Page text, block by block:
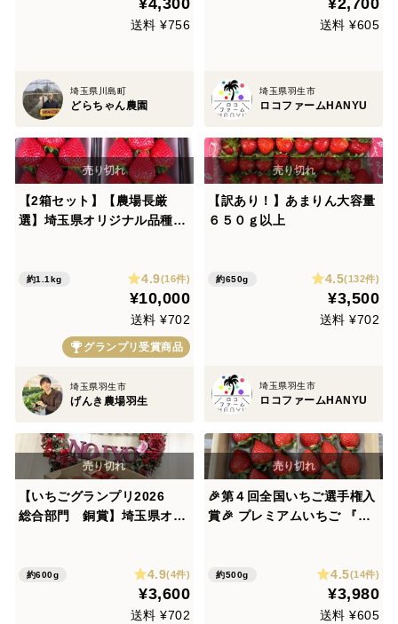
送料 ¥756
埼玉県川島町
どらちゃん農園
送料 ¥605
埼玉県羽生市
ロコファームHANYU
【2箱セット】【農場長厳
選】埼玉県オリジナル品種
約1.1kg 4.9(16件)
¥10,000
送料 ¥702
グランプリ受賞商品
埼玉県羽生市
げんき農場羽生
【訳あり！】あまりん大容量
６５０ｇ以上
約650g 4.5(132件)
¥3,500
送料 ¥702
埼玉県羽生市
ロコファームHANYU
【いちごグランプリ2026
総合部門 銅賞】埼玉県オリ
約600g 4.9(4件)
¥3,600
送料 ¥702
🎉第４回全国いちご選手権入
賞🎉 プレミアムいちご 『べ
比べセット 6粒、8粒、9粒、
11粒、15粒のいずれか 250g
約500g 4.5(14件)
¥3,980
送料 ¥605